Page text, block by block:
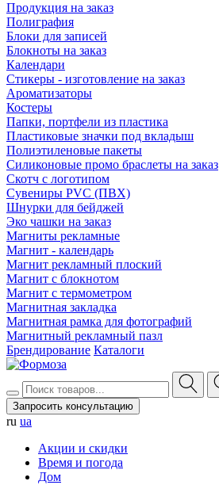
Продукция на заказ
Полиграфия
Блоки для записей
Блокноты на заказ
Календари
Стикеры - изготовление на заказ
Ароматизаторы
Костеры
Папки, портфели из пластика
Пластиковые значки под вкладыш
Полиэтиленовые пакеты
Силиконовые промо браслеты на заказ
Скотч с логотипом
Сувениры PVC (ПВХ)
Шнурки для бейджей
Эко чашки на заказ
Магниты рекламные
Магнит - календарь
Магнит рекламный плоский
Магнит с блокнотом
Магнит с термометром
Магнитная закладка
Магнитная рамка для фотографий
Магнитный рекламный пазл
Брендирование Каталоги
Запросить консультацию
ru ua
Акции и скидки
Время и погода
Дом